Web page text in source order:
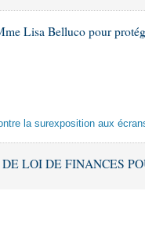
Lisa Belluco pour
la surexposition aux
LOI DE FINANCES